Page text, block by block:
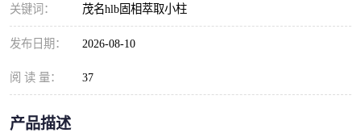
关键词： 茂名hlb固相萃取小柱
发布日期： 2026-08-10
阅 读 量： 37
产品描述